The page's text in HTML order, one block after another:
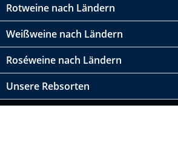
Rotweine nach Ländern
Weißweine nach Ländern
Roséweine nach Ländern
Unsere Rebsorten